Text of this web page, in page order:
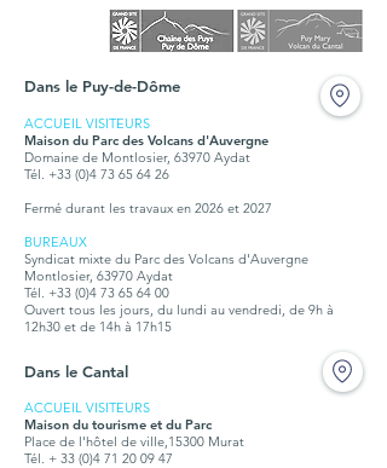
Dans le Puy-de-Dôme
ACCUEIL VISITEURS
Maison du Parc des Volcans d'Auvergne
Domaine de Montlosier, 63970 Aydat
Tél. +33 (0)4 73 65 64 26
Fermé durant les travaux en 2026 et 2027
BUREAUX
Syndicat mixte du Parc des Volcans d'Auvergne
Montlosier, 63970 Aydat
Tél. +33 (0)4 73 65 64 00
Ouvert tous les jours, du lundi au vendredi, de 9h à
12h30 et de 14h à 17h15
Dans le Cantal
ACCUEIL VISITEURS
Maison du tourisme et du Parc
Place de l'hôtel de ville,15300 Murat
Tél. + 33 (0)4 71 20 09 47